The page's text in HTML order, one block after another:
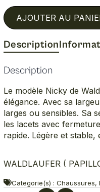
AJOUTER AU
Description
Description
Le modèle Nicky de
élégance. Avec sa
larges ou sensibles. Sa
les lacets avec
rapide. Légère et
WALDLAUFER (
Categorie(s) : Chaussures,